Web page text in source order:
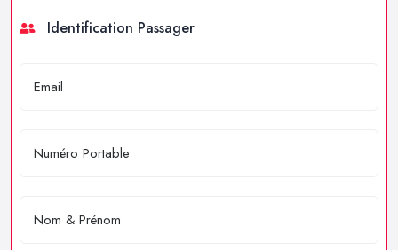
Identification Passager